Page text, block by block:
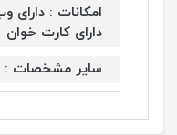
امکانات : دارای
دارای کارت خوان
سایر مشخصات :